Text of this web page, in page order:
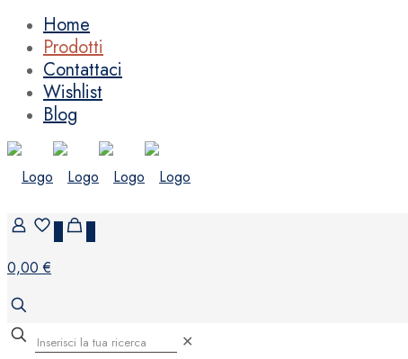
Home
Prodotti
Contattaci
Wishlist
Blog
0,00 €
✕